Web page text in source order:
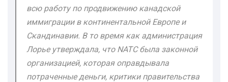
всю работу по продвижению канадской
иммиграции в континентальной Европе и
Скандинавии. В то время как администрация
Лорье утверждала, что NATC была законной
организацией, которая оправдывала
потраченные деньги, критики правительства